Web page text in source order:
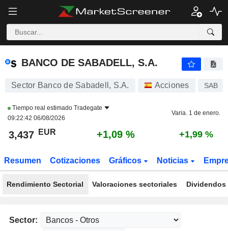
BANCO DE SABADELL, S.A.
BANCO DE SABADELL, S.A.
Sector Banco de Sabadell, S.A. Acciones SAB
Tiempo real estimado Tradegate
09:22:42 06/08/2026
Varia. 1 de enero.
3,437 EUR +1,09 % +1,99 %
Resumen Cotizaciones Gráficos Noticias
Rendimiento Sectorial Valoraciones sectoriales
Sector: